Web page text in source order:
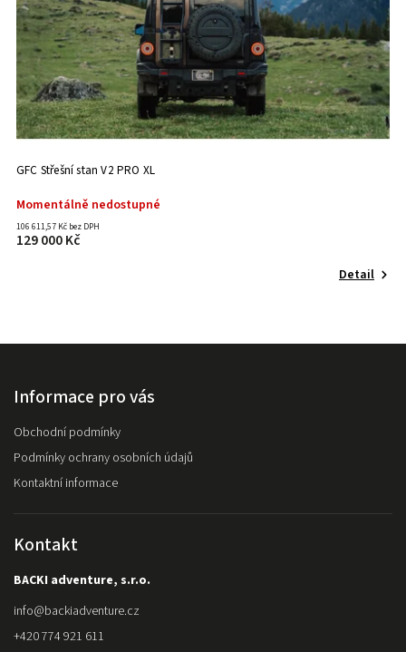
GFC Střešní stan V2 PRO XL
Momentálně nedostupné
106 611,57 Kč bez DPH
129 000 Kč
Detail
Informace pro vás
Obchodní podmínky
Podmínky ochrany osobních údajů
Kontaktní informace
Kontakt
BACKI adventure, s.r.o.
info@backiadventure.cz
+420 774 921 611